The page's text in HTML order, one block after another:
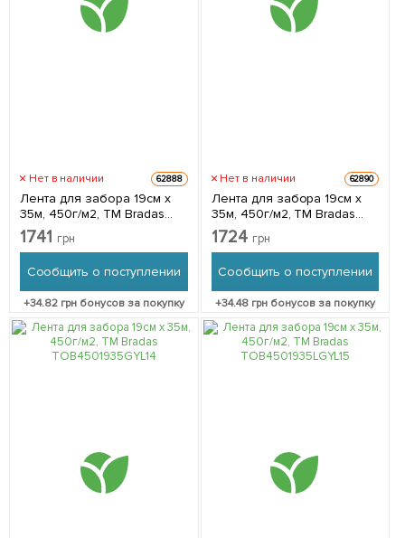
Нет в наличии 62888
Лента для забора 19см x
35м, 450г/м2, ТМ Bradas
TOB4501935BR
1741 грн
Сообщить о поступлении
+34.82грн бонусов за покупку
Нет в наличии 62890
Лента для забора 19см x
35м, 450г/м2, ТМ Bradas
TOB4501935GRL
1724 грн
Сообщить о поступлении
+34.48 грн бонусов за покупку